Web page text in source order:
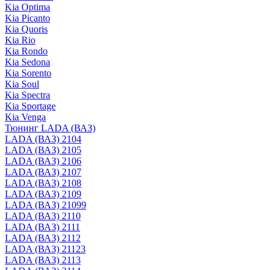
Kia Optima
Kia Picanto
Kia Quoris
Kia Rio
Kia Rondo
Kia Sedona
Kia Sorento
Kia Soul
Kia Spectra
Kia Sportage
Kia Venga
Тюнинг LADA (ВАЗ)
LADA (ВАЗ) 2104
LADA (ВАЗ) 2105
LADA (ВАЗ) 2106
LADA (ВАЗ) 2107
LADA (ВАЗ) 2108
LADA (ВАЗ) 2109
LADA (ВАЗ) 21099
LADA (ВАЗ) 2110
LADA (ВАЗ) 2111
LADA (ВАЗ) 2112
LADA (ВАЗ) 21123
LADA (ВАЗ) 2113